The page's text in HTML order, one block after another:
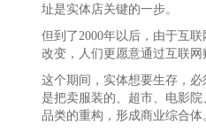
址是实体店关键的一步。
但到了2000年以后，由于互
改变，人们更愿意通过互联网
这个期间，实体想要生存，
是把卖服装的、超市、电影
品类的重构，形成商业综合体